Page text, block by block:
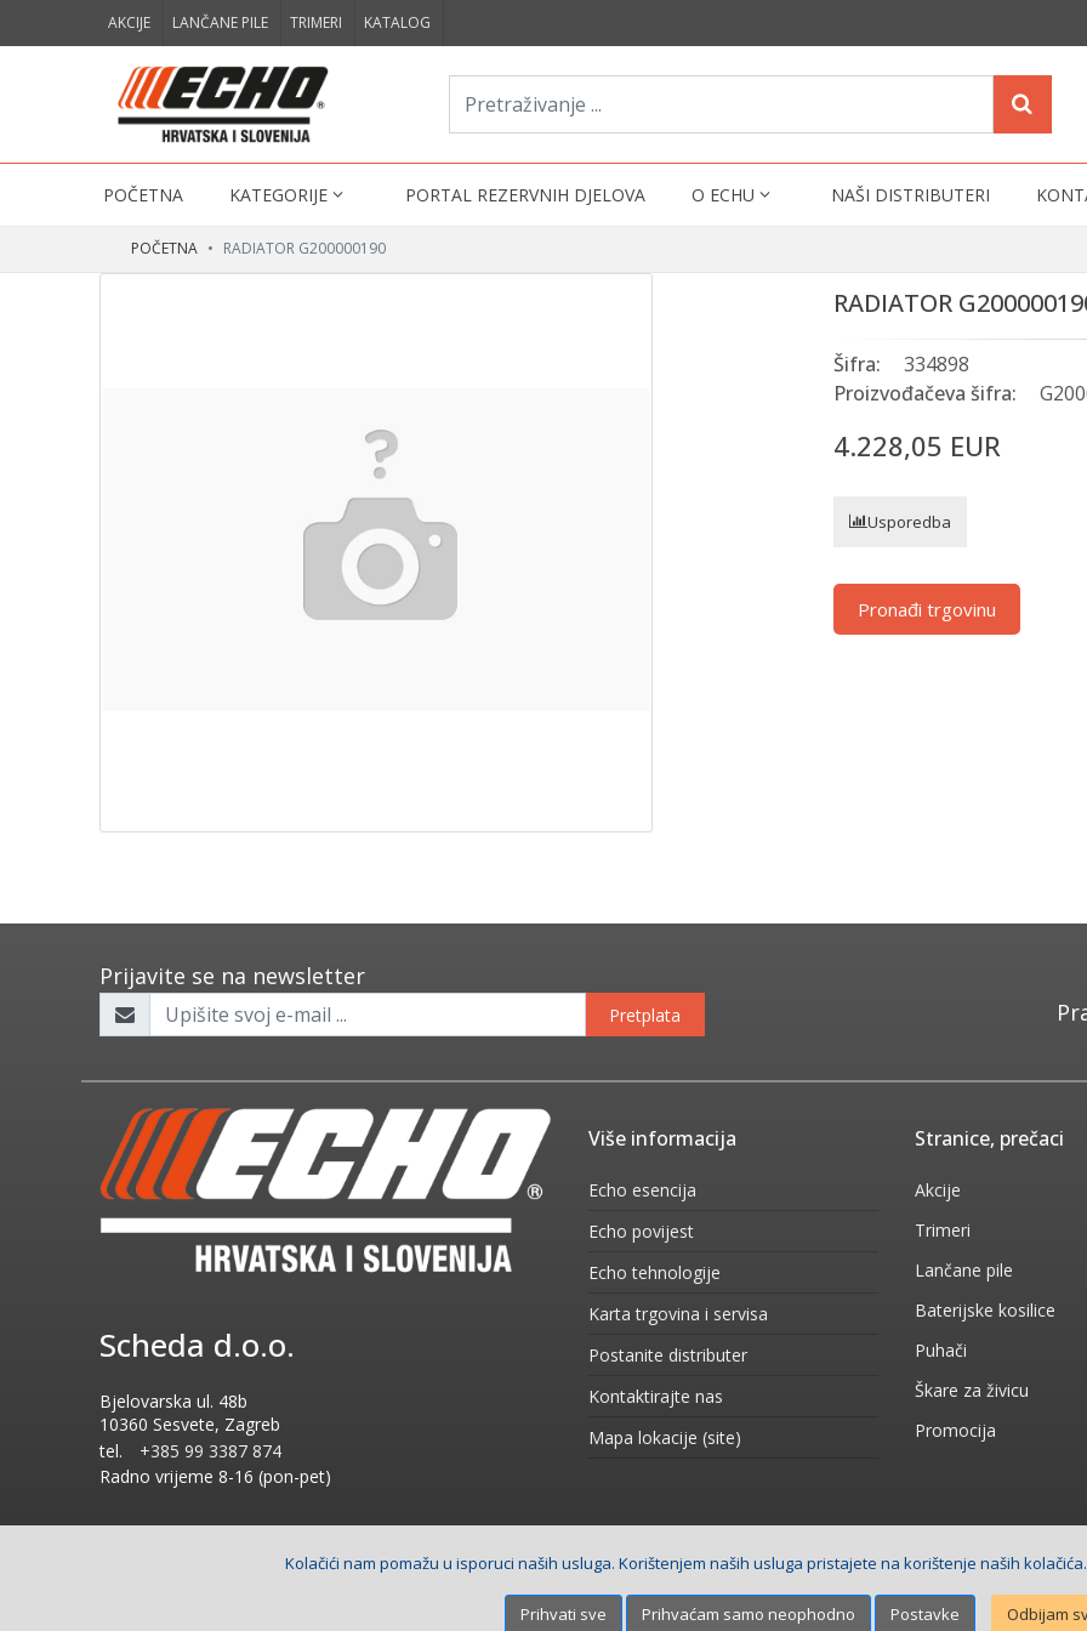
AKCIJE LANČANE PILE TRIMERI KATALOG
POČETNA KATEGORIJE PORTAL REZERVNIH DJELOVA O ECHU NAŠI DISTRIBUTERI
POČETNA RADIATOR G200000190
RADIATOR
Šifra:
334898
Proizvođačeva šifra:
4.228,05 EUR
Usporedba
Pronađi trgovinu
Prijavite se na newsletter
Pretplata
Scheda d.o.o.
Bjelovarska ul. 48b
10360 Sesvete, Zagreb
tel.
+385 99 3387 874
Radno vrijeme8-16 (pon-pet)
Više informacija
Echo esencija
Echo povijest
Echo tehnologije
Karta trgovina i servisa
Postanite distributer
Kontaktirajte nas
Mapa lokacije (site)
Stranice, prečaci
Akcije
Trimeri
Lančane pile
Baterijske kosilice
Puhači
Škare za živicu
Promocija
Izrada stranica Net plus d.o.o.
Kolačići nam pomažu u isporuci naših usluga. Korištenjem naših usluga pristajete na korištenje naših
Prihvati sve Prihvaćam samo neophodno Postavke Odbijam